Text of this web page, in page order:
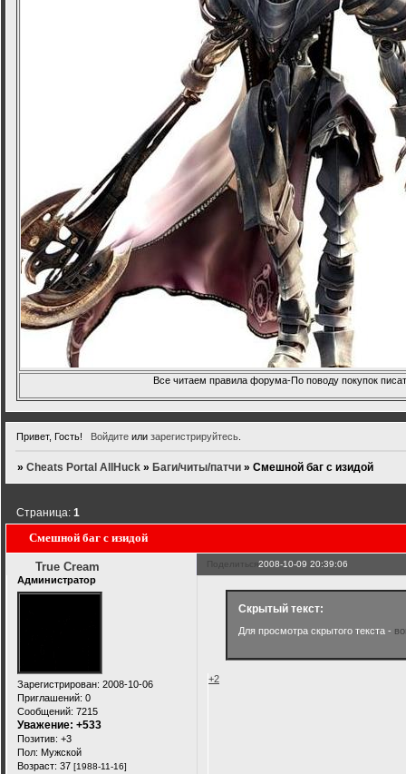
Все читаем правила форума-По поводу покупок
Привет, Гость! Войдитеили зарегистрируйтесь.
»Cheats Portal AllHuck » Баги/читы/патчи »Смешной баг с изидой
Смешной баг с изидой
Страница:1
Поделиться2008-10-09 20:39:06
True Cream
Администратор
Зарегистрирован: 2008-10-06
Приглашений: 0
Сообщений: 7215
Уважение: +533
Позитив: +3
Пол: Мужской
Возраст: 37 [1988-11-16]
Скрытый текст:
Для просмотра скрытого текста -
+2